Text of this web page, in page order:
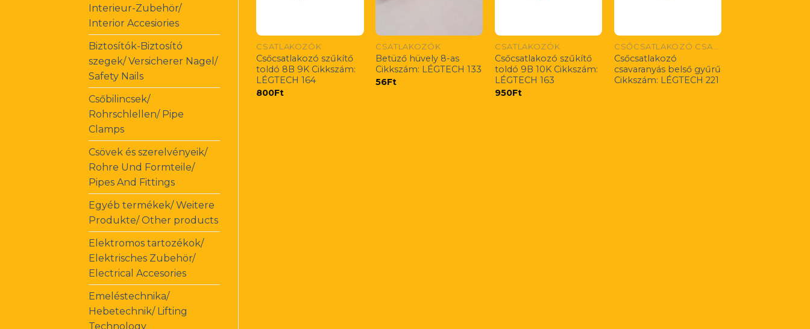
Interieur-Zubehör/
Interior Accesiories
Biztosítók-Biztosító
szegek/ Versicherer Nagel/
Safety Nails
Csőbilincsek/
Rohrschlellen/ Pipe
Clamps
Csövek és szerelvényeik/
Rohre Und Formteile/
Pipes And Fittings
Egyéb termékek/ Weitere
Produkte/ Other products
Elektromos tartozékok/
Elektrisches Zubehör/
Electrical Accesories
Emeléstechnika/
Hebetechnik/ Lifting
Technology
CSATLAKOZÓK
Csőcsatlakozó szűkítő
toldó 8B 9K Cikkszám:
LÉGTECH 164
800Ft
CSATLAKOZÓK
Betüző hüvely 8-as
Cikkszám: LÉGTECH 133
56Ft
CSATLAKOZÓK
Csőcsatlakozó szűkítő
toldó 9B 10K Cikkszám:
LÉGTECH 163
950Ft
CSŐCSATLAKOZÓ CSAVARANYÁS BELSŐ GYŰRŰ
Csőcsatlakozó
csavaranyás belső gyűrű
Cikkszám: LÉGTECH 221